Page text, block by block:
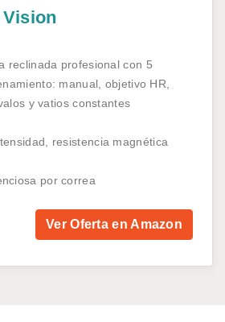
reclinada profesional con 5
manual, objetivo HR,
y vatios constantes
resistencia magnética
por correa
Ver Oferta en Amazon